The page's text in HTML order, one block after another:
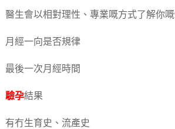
醫生會以相對理性、專業嘅方式了解你嘅
月經一向是否規律
最後一次月經時間
驗孕結果
有冇生育史、流產史